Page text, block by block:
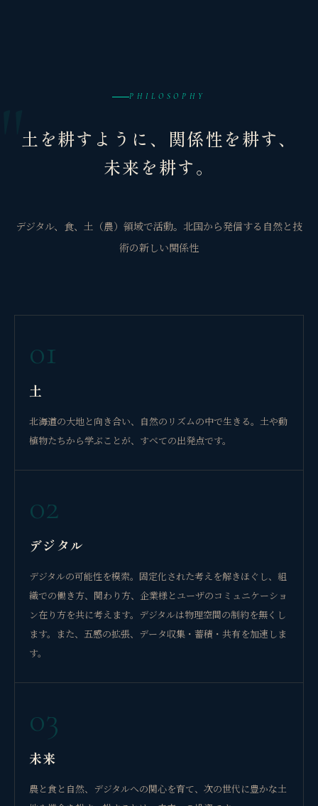
PHILOSOPHY
土を耕すように、関係性を耕す、
未来を耕す。
デジタル、食、土（農）領域で活動。北国から発信する自然と技
術の新しい関係性
01
土
北海道の大地と向き合い、自然のリズムの中で生きる。土や動
植物たちから学ぶことが、すべての出発点です。
02
デジタル
デジタルの可能性を模索。固定化された考えを解きほぐし、組
織での働き方、関わり方、企業様とユーザのコミュニケーショ
ン在り方を共に考えます。デジタルは物理空間の制約を無くし
ます。また、五感の拡張、データ収集・蓄積・共有を加速しま
す。
03
未来
農と食と自然、デジタルへの関心を育て、次の世代に豊かな土